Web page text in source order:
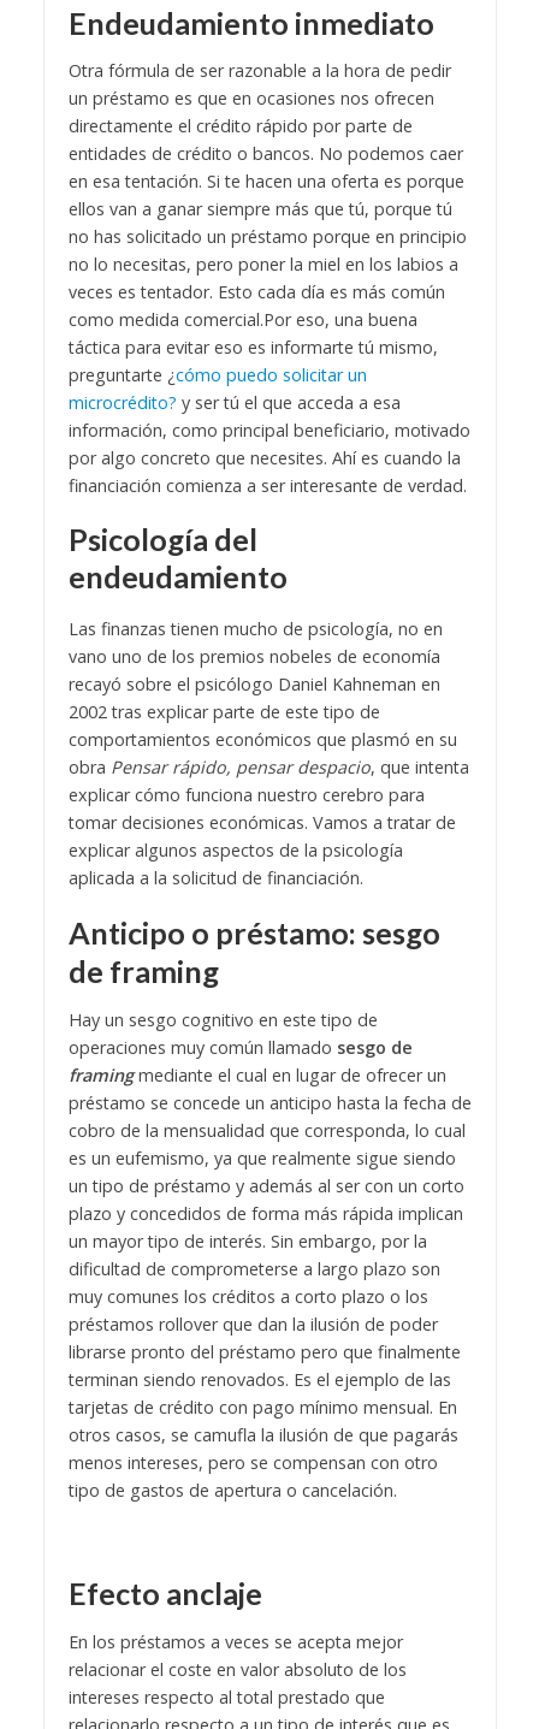
Endeudamiento inmediato
Otra fórmula de ser razonable a la hora de pedir
un préstamo es que en ocasiones nos ofrecen
directamente el crédito rápido por parte de
entidades de crédito o bancos. No podemos caer
en esa tentación. Si te hacen una oferta es porque
ellos van a ganar siempre más que tú, porque tú
no has solicitado un préstamo porque en principio
no lo necesitas, pero poner la miel en los labios a
veces es tentador. Esto cada día es más común
como medida comercial.Por eso, una buena
táctica para evitar eso es informarte tú mismo,
preguntarte ¿cómo puedo solicitar un
microcrédito? y ser tú el que acceda a esa
información, como principal beneficiario, motivado
por algo concreto que necesites. Ahí es cuando la
financiación comienza a ser interesante de verdad.
Psicología del
endeudamiento
Las finanzas tienen mucho de psicología, no en
vano uno de los premios nobeles de economía
recayó sobre el psicólogo Daniel Kahneman en
2002 tras explicar parte de este tipo de
comportamientos económicos que plasmó en su
obra Pensar rápido, pensar despacio, que intenta
explicar cómo funciona nuestro cerebro para
tomar decisiones económicas. Vamos a tratar de
explicar algunos aspectos de la psicología
aplicada a la solicitud de financiación.
Anticipo o préstamo: sesgo
de framing
Hay un sesgo cognitivo en este tipo de
operaciones muy común llamado sesgo de
framingmediante el cual en lugar de ofrecer un
préstamo se concede un anticipo hasta la fecha de
cobro de la mensualidad que corresponda, lo cual
es un eufemismo, ya que realmente sigue siendo
un tipo de préstamo y además al ser con un corto
plazo y concedidos de forma más rápida implican
un mayor tipo de interés. Sin embargo, por la
dificultad de comprometerse a largo plazo son
muy comunes los créditos a corto plazo o los
préstamos rollover que dan la ilusión de poder
librarse pronto del préstamo pero que finalmente
terminan siendo renovados. Es el ejemplo de las
tarjetas de crédito con pago mínimo mensual. En
otros casos, se camufla la ilusión de que pagarás
menos intereses, pero se compensan con otro
tipo de gastos de apertura o cancelación.
Efecto anclaje
En los préstamos a veces se acepta mejor
relacionar el coste en valor absoluto de los
intereses respecto al total prestado que